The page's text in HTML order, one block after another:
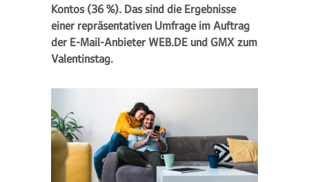
Kontos (36 %). Das sind die Ergebnisse
einer repräsentativen Umfrage im Auftrag
der E-Mail-Anbieter WEB.DE und GMX zum
Valentinstag.